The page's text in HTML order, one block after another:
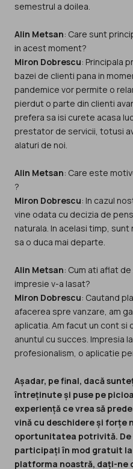
semestrul a doilea.
Alin Metsan: Care sunt
Miron Dobrescu: Principala
bazei de clienti pana in
pandemice vor permite o
pierdut o parte din clienti
prefera sa isi curete acasa
prestator de servicii, totusi
alaturi de noi.
Alin Metsan: Care este
Miron Dobrescu: In cazul
vine odata cu decizia de
naturala. In acelasi timp,
sa o duca mai departe.
Alin Metsan: Cum ati aflat
Miron Dobrescu: Cautand
afacerea spre vanzare, am
aplicatia. Am facut un cont si
anuntul cu succes. Impresia
profesionalism, o aplicatie
Așadar, pe final, dacă
întreținute și puse pe
experiență ce vrea să
vină cu deschidere și forțe
oportunitatea potrivită. De
participați în mod gratuit
platforma noastră, dați-ne